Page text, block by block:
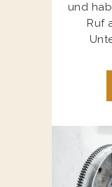
und
Ruf